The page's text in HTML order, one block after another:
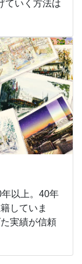
ていく方法は
以上。40年
していま
実績が信頼